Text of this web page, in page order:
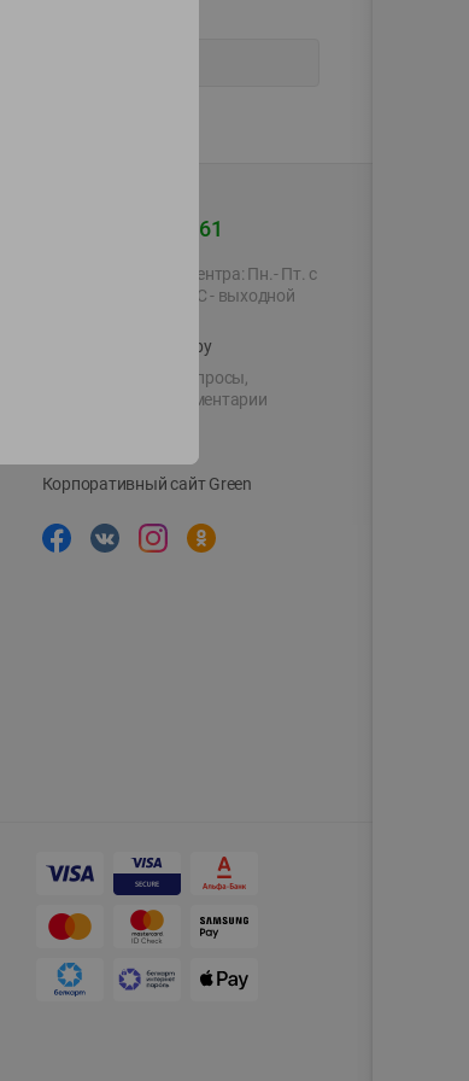
+375 44 560-60-61
Время работы Call-центра: Пн.- Пт. с
09.00 до 17.00, СБ, ВС - выходной
shop@green-market.by
Пишите нам свои вопросы,
предложения и комментарии
Корпоративный сайт Green